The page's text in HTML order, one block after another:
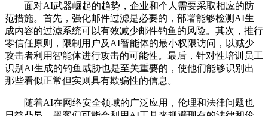
面对AI武器崛起的趋势，企业和个人需要采取相应的防
范措施。首先，强化邮件过滤是必要的，部署能够检测AI生
成内容的过滤系统可以有效减少邮件钓鱼的风险。其次，推行
零信任原则，限制用户及AI智能体的最小权限访问，以减少
攻击者利用智能体进行攻击的可能性。最后，针对性培训员工
识别AI生成的钓鱼威胁也是至关重要的，使他们能够识别出
那些看似正常但实则具有欺骗性的信息。
随着AI在网络安全领域的广泛应用，伦理和法律问题也